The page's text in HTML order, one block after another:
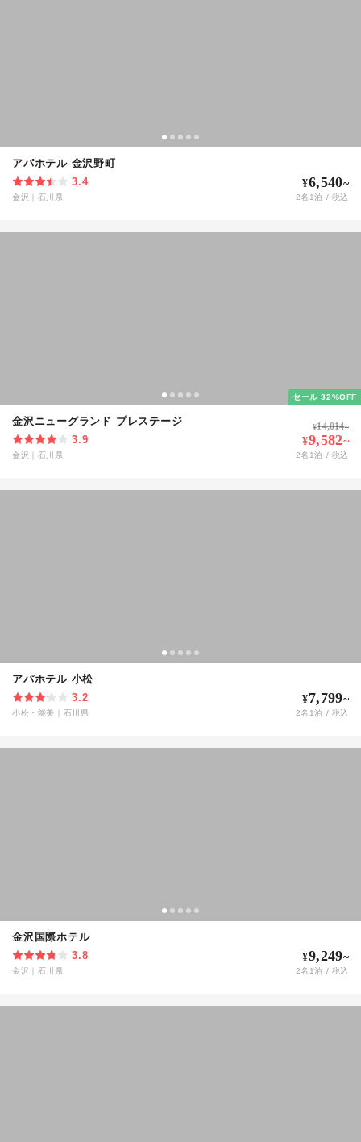
アパホテル 金沢野町
3.4
金沢 石川県
¥6,540~
2名 1泊 / 税込
セール 32%OFF
金沢ニューグランド プレステージ
3.9
金沢 石川県
¥14,014~
¥9,582~
2名 1泊 / 税込
アパホテル 小松
3.2
小松・能美 石川県
¥7,799~
2名 1泊 / 税込
金沢国際ホテル
3.8
金沢 石川県
¥9,249~
2名 1泊 / 税込